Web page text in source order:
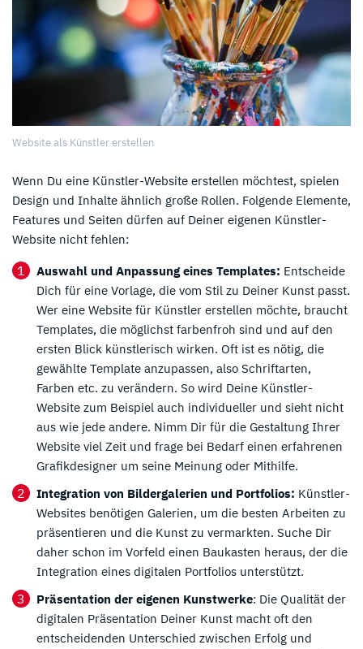
Website als Künstler erstellen
Wenn Du eine Künstler-Website erstellen möchtest, spielen
Design und Inhalte ähnlich große Rollen. Folgende Elemente,
Features und Seiten dürfen auf Deiner eigenen Künstler-
Website nicht fehlen:
Auswahl und Anpassung eines Templates: Entscheide
Dich für eine Vorlage, die vom Stil zu Deiner Kunst passt.
Wer eine Website für Künstler erstellen möchte, braucht
Templates, die möglichst farbenfroh sind und auf den
ersten Blick künstlerisch wirken. Oft ist es nötig, die
gewählte Template anzupassen, also Schriftarten,
Farben etc. zu verändern. So wird Deine Künstler-
Website zum Beispiel auch individueller und sieht nicht
aus wie jede andere. Nimm Dir für die Gestaltung Ihrer
Website viel Zeit und frage bei Bedarf einen erfahrenen
Grafikdesigner um seine Meinung oder Mithilfe.
Integration von Bildergalerien und Portfolios: Künstler-
Websites benötigen Galerien, um die besten Arbeiten zu
präsentieren und die Kunst zu vermarkten. Suche Dir
daher schon im Vorfeld einen Baukasten heraus, der die
Integration eines digitalen Portfolios unterstützt.
Präsentation der eigenen Kunstwerke: Die Qualität der
digitalen Präsentation Deiner Kunst macht oft den
entscheidenden Unterschied zwischen Erfolg und